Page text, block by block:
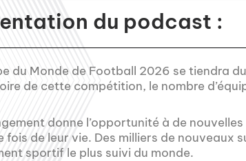
du podcast :
du Monde de Football 2026 se tiendra
de cette compétition, le nombre
donne l’opportunité à de
fois de leur vie. Des milliers de
sportif le plus suivi du monde.